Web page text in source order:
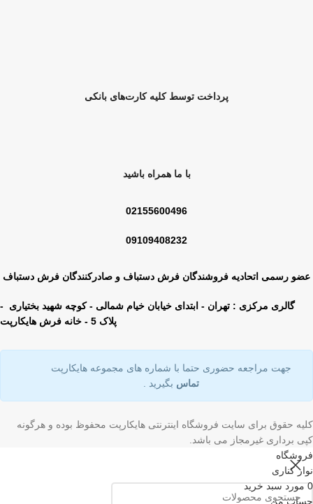
پرداخت توسط کلیه کارت‌های بانکی
با ما همراه باشید
02155600496
09109408232
عضو رسمی اتحادیه فروشندگان فرش دستباف و صادرکنندگان فرش دستباف
گالری مرکزی : تهران - ابتدای خیابان خیام شمالی - کوچه شهید بختیاری -
پلاک 5 - خانه فرش هایکارپت
جهت مراجعه حضوری حتما با شماره های مجموعه هایکارپت
تماس بگیرید .
کلیه حقوق برای سایت فروشگاه اینترنتی هایکارپت محفوظ بوده و هرگونه
کپی برداری غیرمجاز می باشد.
فروشگاه
نوار کناری
0 مورد سبد خرید
حساب من